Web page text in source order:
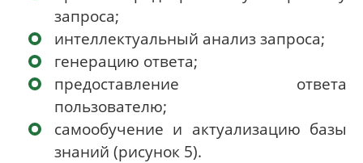
запроса;
интеллектуальный анализ запроса;
генерацию ответа;
предоставление ответа
пользователю;
самообучение и актуализацию базы
знаний (рисунок 5).